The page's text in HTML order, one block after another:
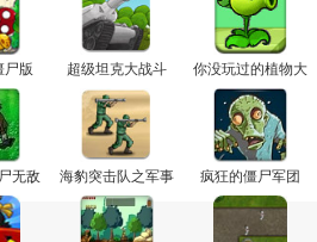
尸版 超级坦克大战斗
你没玩过的植物大
战僵尸5
无敌
海豹突击队之军事
战役4
疯狂的僵尸军团